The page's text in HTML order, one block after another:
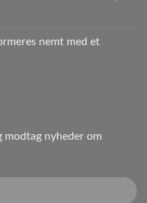
nemt med et
modtag nyheder om